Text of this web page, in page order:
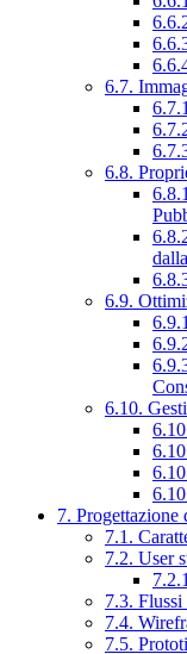
6.7.
6.8.
6.9.
6.10.
7. Progettazione
7.1.
7.2. User
7.3.
7.4.
7.5.